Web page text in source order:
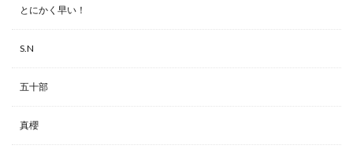
とにかく早い！
S.N
五十部
真櫻